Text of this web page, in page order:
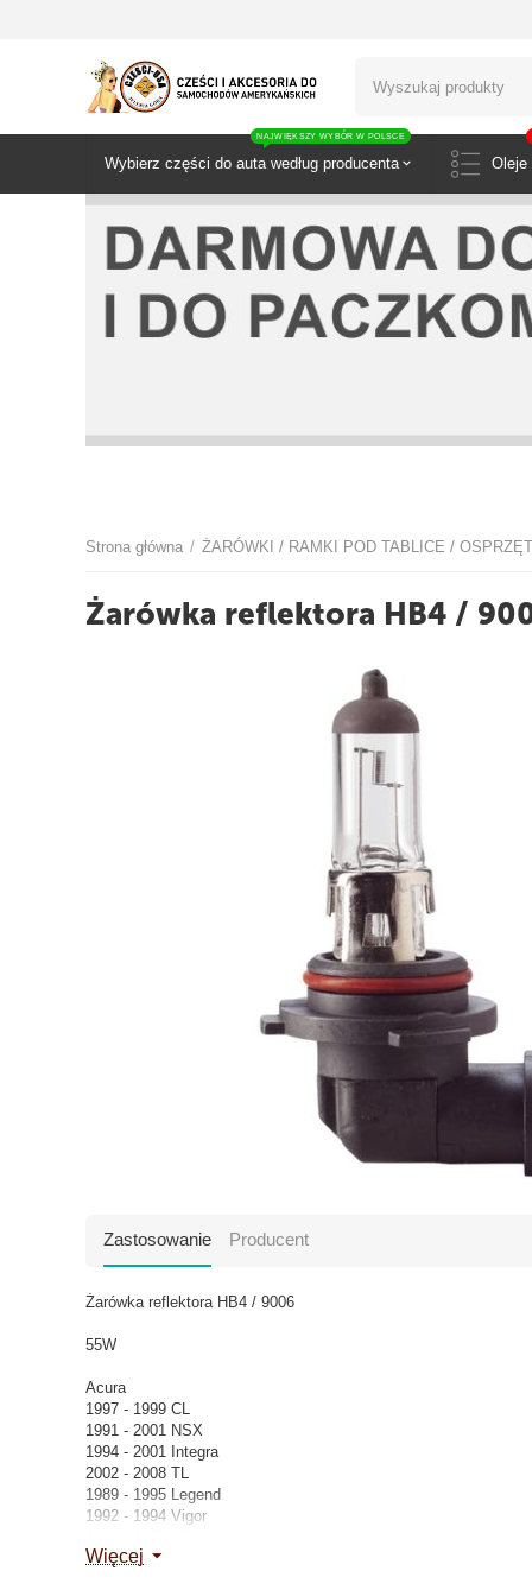
Wybierz części do auta według producenta
NAJWIĘKSZY WYBÓR W POLSCE
Oleje
Strona główna / ŻARÓWKI / RAMKI POD TABLICE /
Żarówka reflektora HB4 /
Zastosowanie Producent
Żarówka reflektora HB4 / 9006
55W
Acura
1997 - 1999 CL
1991 - 2001 NSX
1994 - 2001 Integra
2002 - 2008 TL
1989 - 1995 Legend
1992 - 1994 Vigor
Więcej